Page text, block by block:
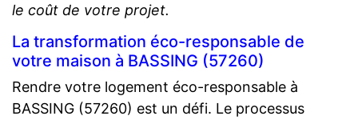
le coût de votre projet.
La transformation éco-responsable de
votre maison à BASSING (57260)
Rendre votre logement éco-responsable à
BASSING (57260) est un défi. Le processus